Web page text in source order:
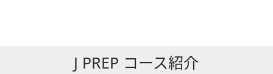
J PREP コース紹介